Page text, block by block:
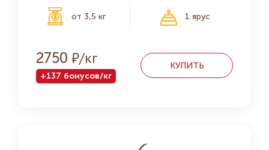
от 3,5 кг 1 ярус
2750 Р
+137 бонусов/кг
КУПИТЬ